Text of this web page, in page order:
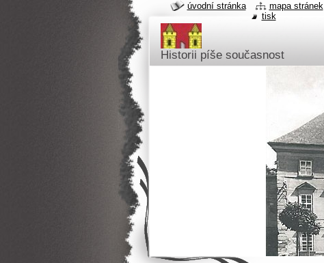
Historii píše současnost
úvodní stránka mapa stránek
tisk